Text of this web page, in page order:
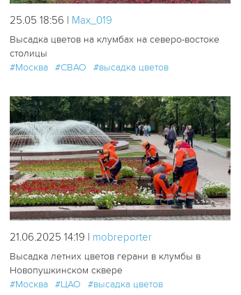
132 0
25.05 18:56 | Мах_019
Высадка цветов на клумбах на северо-востоке
столицы
#Москва #СВАО #высадка цветов
21.06.2025 14:19 | mobreporter
Высадка летних цветов герани в клумбы в
Новопушкинском сквере
#Москва #ЦАО #высадка цветов